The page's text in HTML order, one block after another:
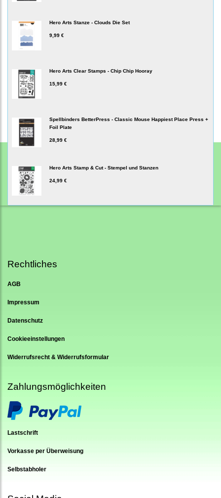
Hero Arts Stanze - Clouds Die Set
9,99 €
Hero Arts Clear Stamps - Chip Chip Hooray
15,99 €
Spellbinders BetterPress - Classic Mouse Happiest Place Press +
Foil Plate
28,99 €
Hero Arts Stamp & Cut - Stempel und Stanzen
24,99 €
Rechtliches
AGB
Impressum
Datenschutz
Cookieeinstellungen
Widerrufsrecht & Widerrufsformular
Zahlungsmöglichkeiten
Lastschrift
Vorkasse per Überweisung
Selbstabholer